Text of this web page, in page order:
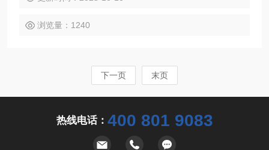
等行业。浏览量：1240
下一页 末页
热线电话： 400 801 9083